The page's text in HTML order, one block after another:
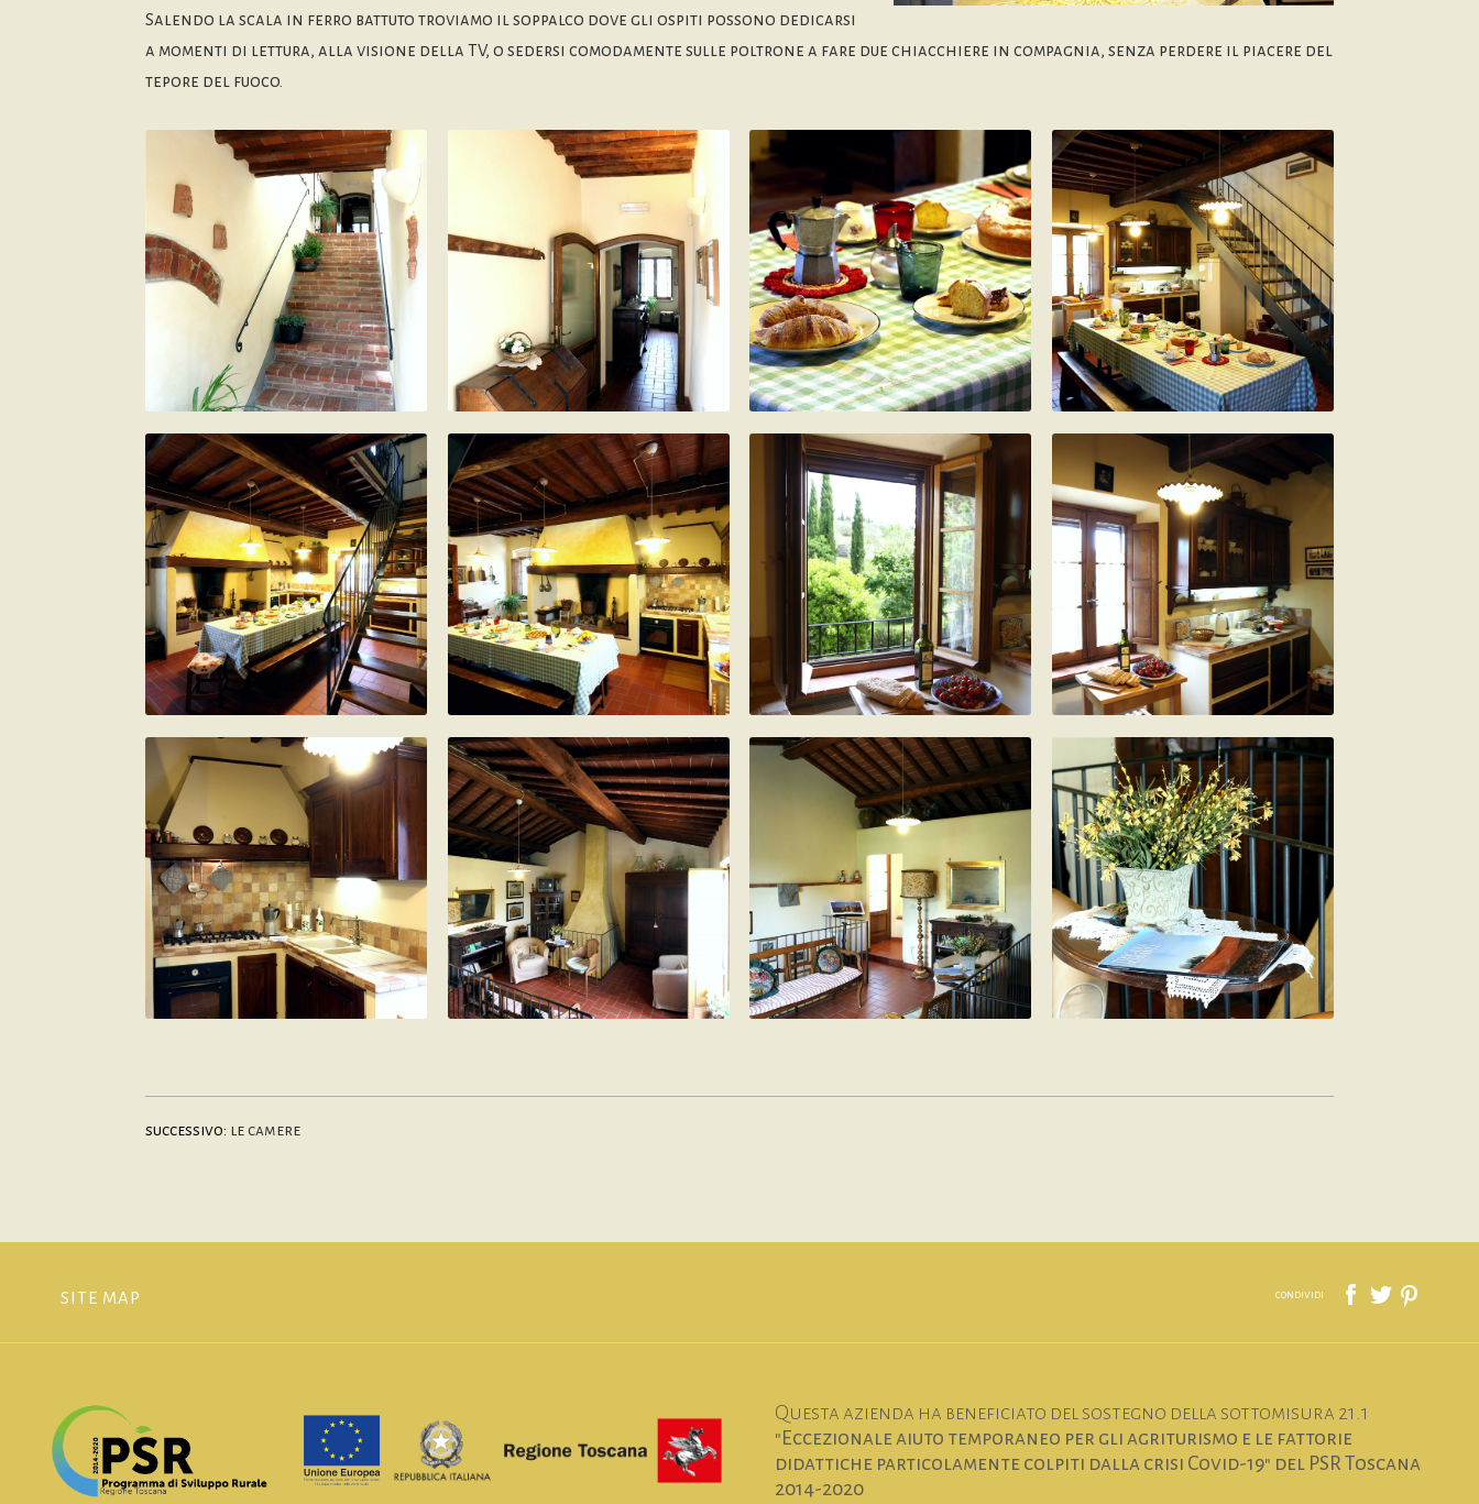
Salendo la scala in ferro battuto troviamo il soppalco dove gli ospiti possono dedicarsi
a momenti di lettura, alla visione della TV, o sedersi comodamente sulle poltrone a fare due chiacchiere in compagnia, senza perdere il piacere del
tepore del fuoco.
successivo: le camere
condividi
SITE MAP
Questa azienda ha beneficiato del sostegno della sottomisura 21.1
"Eccezionale aiuto temporaneo per gli agriturismo e le fattorie
didattiche particolamente colpiti dalla crisi Covid-19" del PSR Toscana
2014-2020